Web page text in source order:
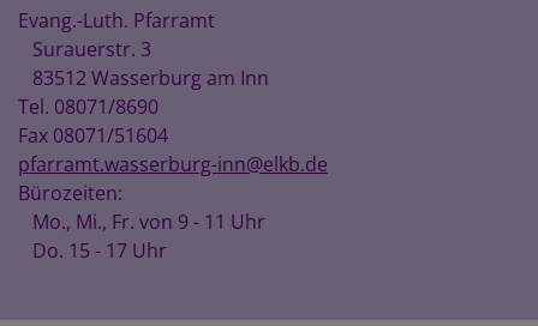
Evang.-Luth. Pfarramt
Surauerstr. 3
83512 Wasserburg am Inn
Tel. 08071/8690
Fax 08071/51604
pfarramt.wasserburg-inn@elkb.de
Bürozeiten:
Mo., Mi., Fr. von 9 - 11 Uhr
Do. 15 - 17 Uhr